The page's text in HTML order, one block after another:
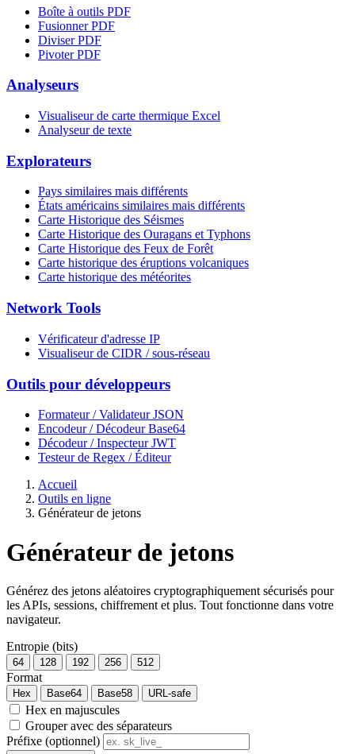
Boîte à outils PDF
Fusionner PDF
Diviser PDF
Pivoter PDF
Analyseurs
Visualiseur de carte thermique Excel
Analyseur de texte
Explorateurs
Pays similaires mais différents
États américains similaires mais différents
Carte Historique des Séismes
Carte Historique des Ouragans et Typhons
Carte Historique des Feux de Forêt
Carte historique des éruptions volcaniques
Carte historique des météorites
Network Tools
Vérificateur d'adresse IP
Visualiseur de CIDR / sous-réseau
Outils pour développeurs
Formateur / Validateur JSON
Encodeur / Décodeur Base64
Décodeur / Inspecteur JWT
Testeur de Regex / Éditeur
Accueil
Outils en ligne
Générateur de jetons
Générateur de jetons
Générez des jetons aléatoires cryptographiquement sécurisés pour
les APIs, sessions, chiffrement et plus. Tout fonctionne dans votre
navigateur.
Entropie (bits)
64 128 192 256 512
Format
Hex Base64 Base58 URL-safe
Hex en majuscules
Grouper avec des séparateurs
Préfixe (optionnel)